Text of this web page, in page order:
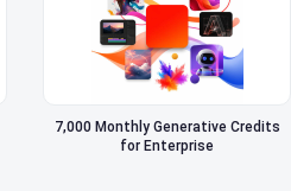
7,000 Monthly Generative Credits
for Enterprise